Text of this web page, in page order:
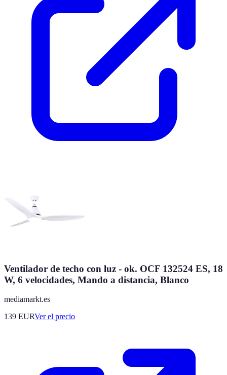
Ventilador de techo con luz - ok. OCF 132524 ES, 18
W, 6 velocidades, Mando a distancia, Blanco
mediamarkt.es
139 EURVer el precio